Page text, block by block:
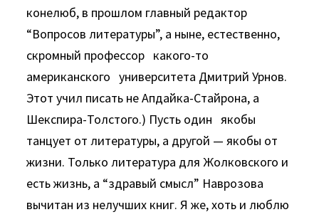
конелюб, в прошлом главный редактор
“Вопросов литературы”, а ныне, естественно,
скромный профессор какого-то
американского университета Дмитрий Урнов.
Этот учил писать не Апдайка-Стайрона, а
Шекспира-Толстого.) Пусть один якобы
танцует от литературы, а другой — якобы от
жизни. Только литература для Жолковского и
есть жизнь, а “здравый смысл” Наврозова
вычитан из нелучших книг. Я же, хоть и люблю